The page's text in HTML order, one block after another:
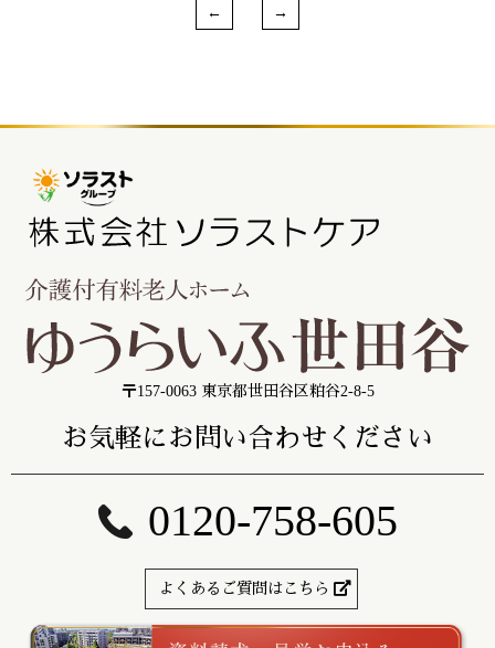
〒157-0063 東京都世田谷区粕谷2-8-5
お気軽にお問い合わせください
0120-758-605
よくあるご質問はこちら